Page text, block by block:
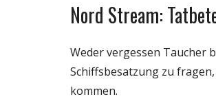
Gesellschaft
Politik
Wirtschaft
Nord Stream:
Weder vergessen Taucher
Schiffsbesatzung zu
kommen.